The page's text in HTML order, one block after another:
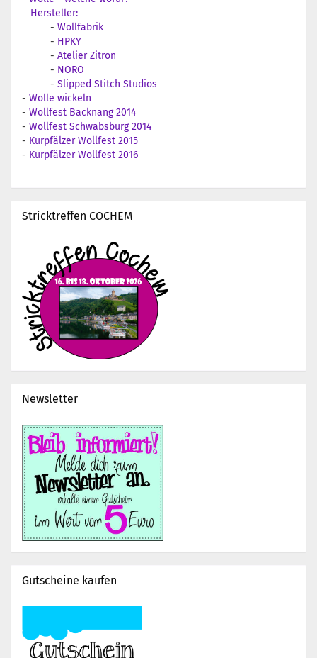
Hersteller:
- Wollfabrik
- HPKY
- Atelier Zitron
- NORO
- Slipped Stitch Studios
- Wolle wickeln
- Wollfest Backnang 2014
- Wollfest Schwabsburg 2014
- Kurpfälzer Wollfest 2015
- Kurpfälzer Wollfest 2016
Stricktreffen COCHEM
Newsletter
Gutscheine kaufen